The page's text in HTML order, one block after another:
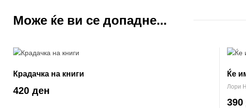
Може ќе ви се допадне...
Крадачка на книги
420 ден
Ќе
Лори
390